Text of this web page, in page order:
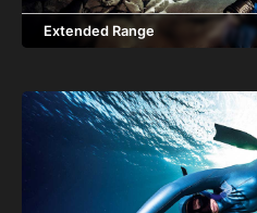
Extended Range
伸領域專業人士。通過 SSI 延伸
就是您的想像力。創建您的免費
程並立即開始